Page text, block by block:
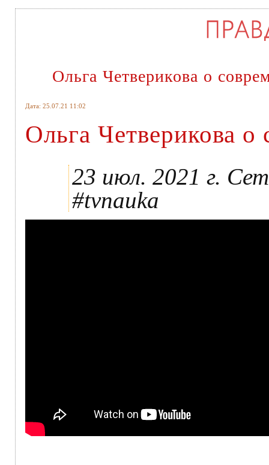
Ольга Четверикова о
Дата: 25.07.21 11:02
Ольга Четверикова
23 июл. 2021 г.
#tvnauka